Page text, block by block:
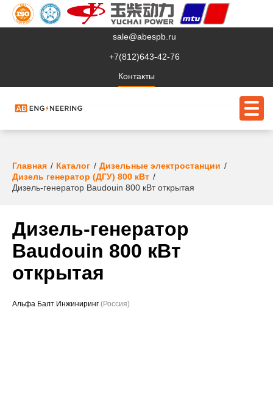
sale@abespb.ru
+7(812)643-42-76
Контакты
О компании
Клиентам
Сервис
Судовое ЭО
Главная Каталог
Дизельные электростанции
Дизель генератор (ДГУ) 800 кВт
Дизель-генератор Baudouin 800 кВт открытая
Дизель-генератор
Baudouin 800 кВт
открытая
Альфа Балт Инжиниринг (Россия)